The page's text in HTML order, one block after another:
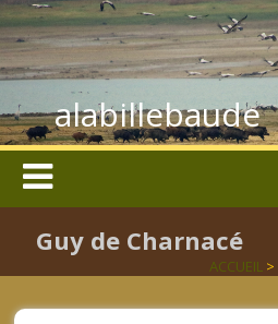
alabillebaude
Guy de Charnacé
ACCUEIL>